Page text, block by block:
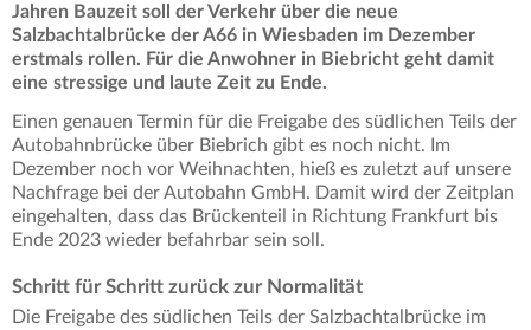
Jahren Bauzeit soll der Verkehr über die neue
Salzbachtalbrücke der A66 in Wiesbaden im Dezember
erstmals rollen. Für die Anwohner in Biebricht geht damit
eine stressige und laute Zeit zu Ende.
Einen genauen Termin für die Freigabe des südlichen Teils der
Autobahnbrücke über Biebrich gibt es noch nicht. Im
Dezember noch vor Weihnachten, hieß es zuletzt auf unsere
Nachfrage bei der Autobahn GmbH. Damit wird der Zeitplan
eingehalten, dass das Brückenteil in Richtung Frankfurt bis
Ende 2023 wieder befahrbar sein soll.
Schritt für Schritt zurück zur Normalität
Die Freigabe des südlichen Teils der Salzbachtalbrücke im